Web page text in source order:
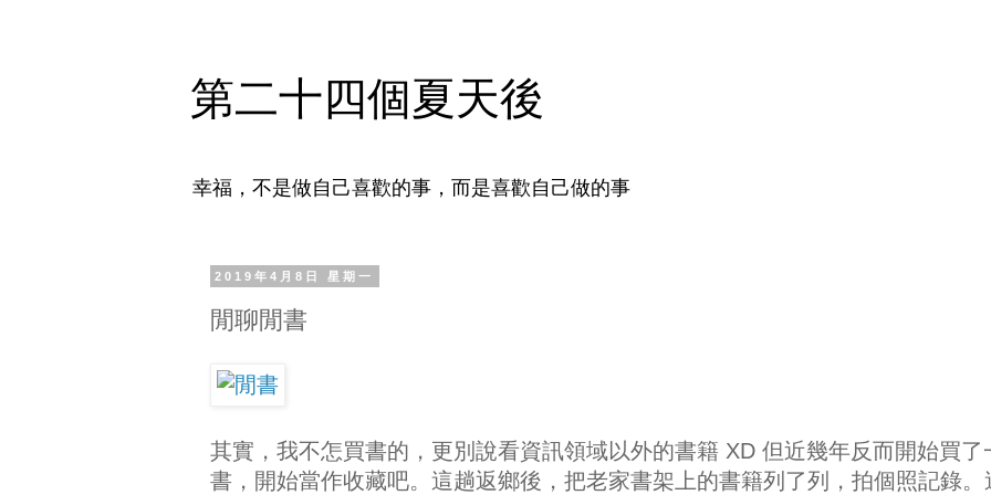
第二十四個夏天後
幸福，不是做自己喜歡的事，而是喜歡自己做的事
2019年4月8日 星期一
閒聊閒書
其實，我不怎買書的，更別說看資訊領域以外的書籍 XD 但近幾年反而開始買了
書，開始當作收藏吧。這趟返鄉後，把老家書架上的書籍列了列，拍個照記錄。